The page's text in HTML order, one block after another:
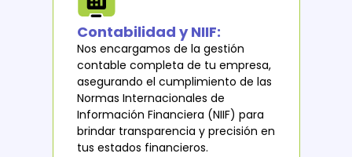
Contabilidad y NIIF:
Nos encargamos de la gestión
contable completa de tu empresa,
asegurando el cumplimiento de las
Normas Internacionales de
Información Financiera (NIIF) para
brindar transparencia y precisión en
tus estados financieros.